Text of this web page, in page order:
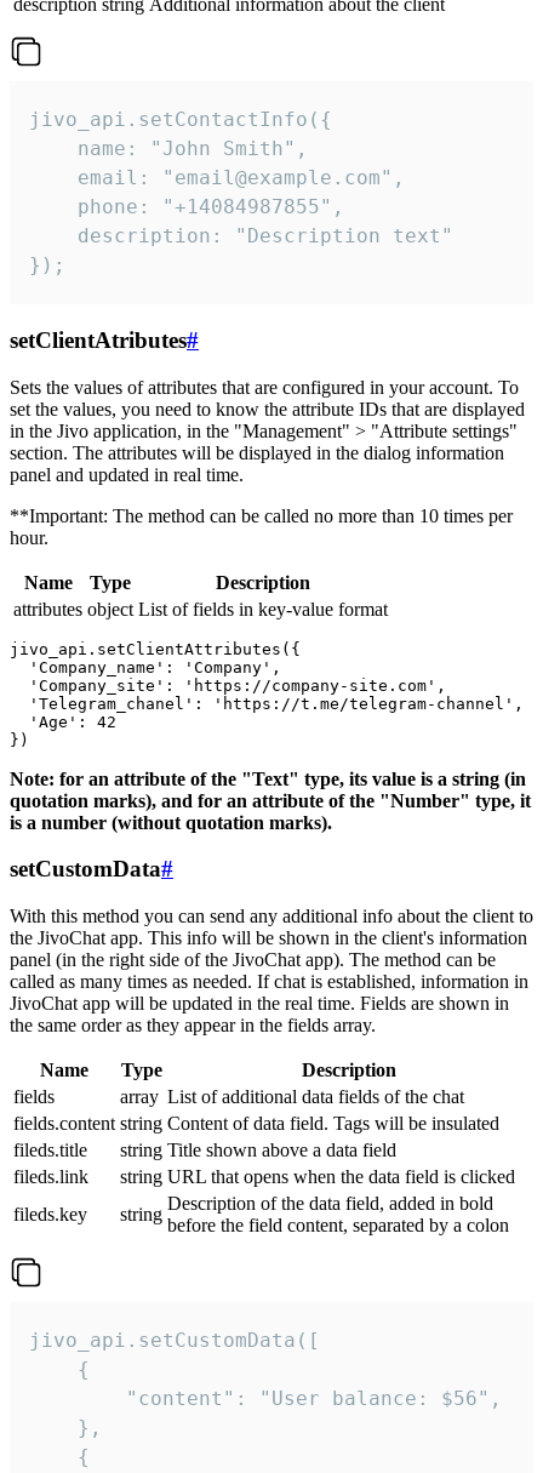
description string Additional information about the client
jivo_api.setContactInfo({
    name: "John Smith",
    email: "email@example.com",
    phone: "+14084987855",
    description: "Description text"
});
setClientAtributes#
Sets the values ​​of attributes that are configured in your account. To
set the values, you need to know the attribute IDs that are displayed
in the Jivo application, in the "Management" > "Attribute settings"
section. The attributes will be displayed in the dialog information
panel and updated in real time.
**Important: The method can be called no more than 10 times per
hour.
Name Type
Description
attributes object List of fields in key-value format
jivo_api.setClientAttributes({
  'Company_name': 'Company',
  'Company_site': 'https://company-site.com',
  'Telegram_chanel': 'https://t.me/telegram-channel',
  'Age': 42
Note: for an attribute of the "Text" type, its value is a string (in
quotation marks), and for an attribute of the "Number" type, it
is a number (without quotation marks).
setCustomData#
With this method you can send any additional info about the client to
the JivoChat app. This info will be shown in the client's information
panel (in the right side of the JivoChat app). The method can be
called as many times as needed. If chat is established, information in
JivoChat app will be updated in the real time. Fields are shown in
the same order as they appear in the fields array.
Name Type
Description
fields
array List of additional data fields of the chat
fields.content string Content of data field. Tags will be insulated
fileds.title
string Title shown above a data field
fileds.link
string URL that opens when the data field is clicked
fileds.key
string
Description of the data field, added in bold
before the field content, separated by a colon
jivo_api.setCustomData([
    {
        "content": "User balance: $56",
    },
    {